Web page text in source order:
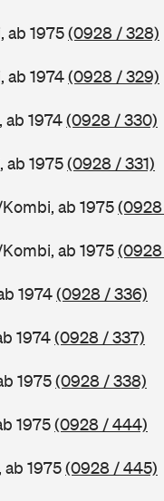
ab 1975(0928 / 328)
ab 1974(0928 / 329)
ab 1974(0928 / 330)
ab 1975(0928 / 331)
ab 1975
ab 1975
1974(0928 / 336)
1974(0928 / 337)
1975(0928 / 338)
1975(0928 / 444)
ab 1975(0928 / 445)